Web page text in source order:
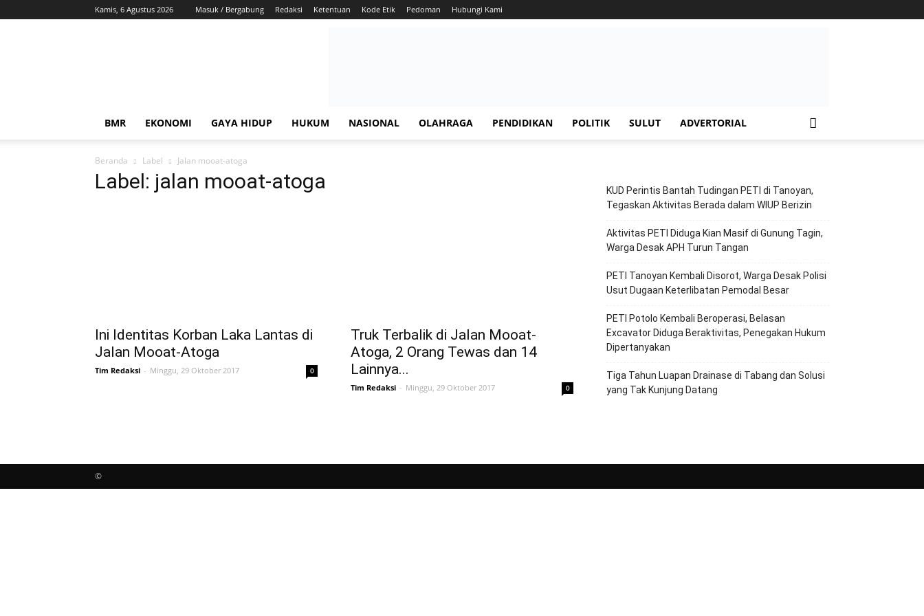
Kamis, 6 Agustus 2026 Masuk / Bergabung Redaksi Ketentuan Kode Etik Pedoman Hubungi Kami
BMR EKONOMI GAYA HIDUP HUKUM NASIONAL OLAHRAGA PENDIDIKAN POLITIK SULUT ADVERTORIAL
Beranda Label Jalan mooat-atoga
Label: jalan mooat-atoga
Ini Identitas Korban Laka Lantas di
Jalan Mooat-Atoga
Tim Redaksi - Minggu, 29 Oktober 2017 0
Truk Terbalik di Jalan Mooat-
Atoga, 2 Orang Tewas dan 14
Lainnya...
Tim Redaksi - Minggu, 29 Oktober 2017 0
KUD Perintis Bantah Tudingan PETI di Tanoyan,
Tegaskan Aktivitas Berada dalam WIUP Berizin
Aktivitas PETI Diduga Kian Masif di Gunung Tagin,
Warga Desak APH Turun Tangan
PETI Tanoyan Kembali Disorot, Warga Desak Polisi
Usut Dugaan Keterlibatan Pemodal Besar
PETI Potolo Kembali Beroperasi, Belasan
Excavator Diduga Beraktivitas, Penegakan Hukum
Dipertanyakan
Tiga Tahun Luapan Drainase di Tabang dan Solusi
yang Tak Kunjung Datang
©